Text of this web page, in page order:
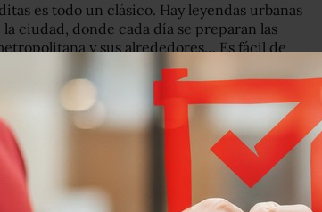
es todo un clásico. Hay leyendas urbanas
ciudad, donde cada día se preparan las
y sus alrededores… Es fácil de
Es justo por esta razón que decidimos
es un clásico, pero si la escucháramos
locos. Así pues, no estaría de más que
alguna razón la gelatina siempre la
cuando estamos enfermos o
Enfermo de varicela, gelatina.
gelatina.